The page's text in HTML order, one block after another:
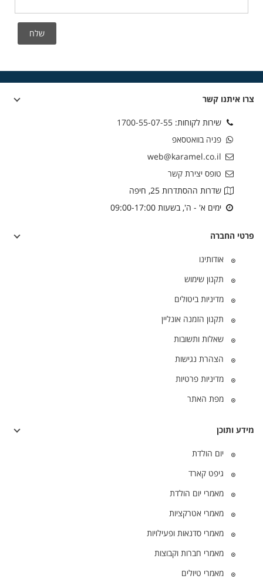
שלח
צרו איתנו קשר
שירות לקוחות: 1700-55-07-55
פניה בוואטסאפ
טופס יצירת קשר
שדרות ההסתדרות 25, חיפה
ימים א' - ה', בשעות 09:00-17:00
פרטי החברה
אודותינו
תקנון שימוש
מדיניות ביטולים
תקנון הזמנה אונליין
שאלות ותשובות
הצהרת נגישות
מדיניות פרטיות
מפת האתר
מידע ותוכן
יום הולדת
גיפט קארד
מאמרי יום הולדת
מאמרי אטרקציות
מאמרי סדנאות ופעילויות
מאמרי חברות וקבוצות
מאמרי טיולים